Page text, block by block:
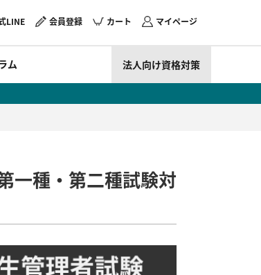
LINE 会員登録 カート マイページ
ム 法人向け資格対策
一種・第二種試験対